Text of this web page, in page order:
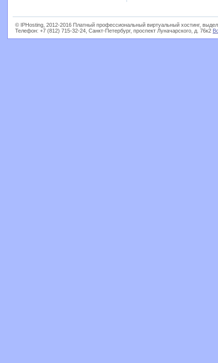
© IPHosting, 2012-2016 Платный профессиональный виртуальный хостинг,
Телефон: +7 (812) 715-32-24, Санкт-Петербург, проспект Луначарского, д. 76к2